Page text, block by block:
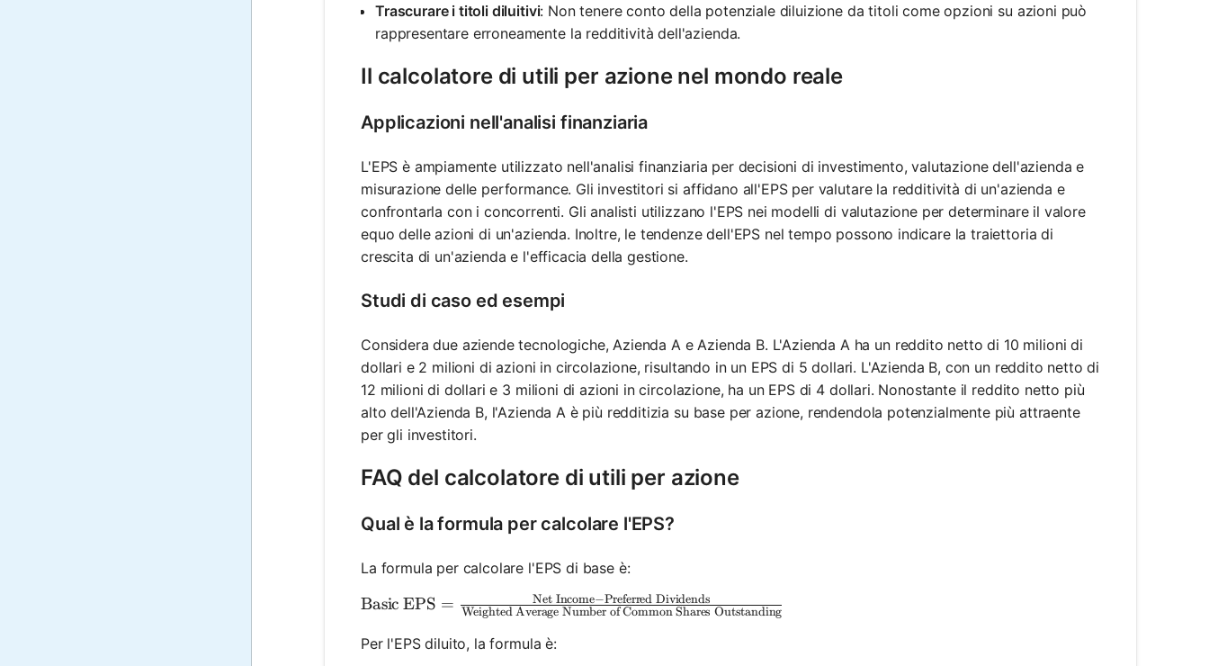
Trascurare i titoli diluitivi: Non tenere conto della potenziale diluizione da titoli come opzioni su azioni può
rappresentare erroneamente la redditività dell'azienda.
Il calcolatore di utili per azione nel mondo reale
Applicazioni nell'analisi finanziaria
L'EPS è ampiamente utilizzato nell'analisi finanziaria per decisioni di investimento, valutazione dell'azienda e
misurazione delle performance. Gli investitori si affidano all'EPS per valutare la redditività di un'azienda e
confrontarla con i concorrenti. Gli analisti utilizzano l'EPS nei modelli di valutazione per determinare il valore
equo delle azioni di un'azienda. Inoltre, le tendenze dell'EPS nel tempo possono indicare la traiettoria di
crescita di un'azienda e l'efficacia della gestione.
Studi di caso ed esempi
Considera due aziende tecnologiche, Azienda A e Azienda B. L'Azienda A ha un reddito netto di 10 milioni di
dollari e 2 milioni di azioni in circolazione, risultando in un EPS di 5 dollari. L'Azienda B, con un reddito netto di
12 milioni di dollari e 3 milioni di azioni in circolazione, ha un EPS di 4 dollari. Nonostante il reddito netto più
alto dell'Azienda B, l'Azienda A è più redditizia su base per azione, rendendola potenzialmente più attraente
per gli investitori.
FAQ del calcolatore di utili per azione
Qual è la formula per calcolare l'EPS?
La formula per calcolare l'EPS di base è:
\text{Basic EPS} = \frac{\text{Net Income} - \text{Preferred Dividends}}{\text{Weighted Average Number of
Basic EPS = Weighted Average Number of Common Shares Outstanding
Net Income−Preferred Dividends
Per l'EPS diluito, la formula è: